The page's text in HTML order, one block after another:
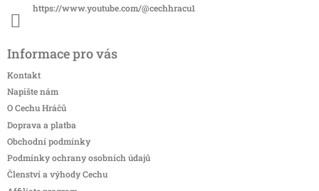
https://www.youtube.com/@cechhracu1
Informace pro vás
Kontakt
Napište nám
O Cechu Hráčů
Doprava a platba
Obchodní podmínky
Podmínky ochrany osobních údajů
Členství a výhody Cechu